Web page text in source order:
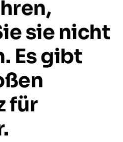
sie nicht
Esgibt
für